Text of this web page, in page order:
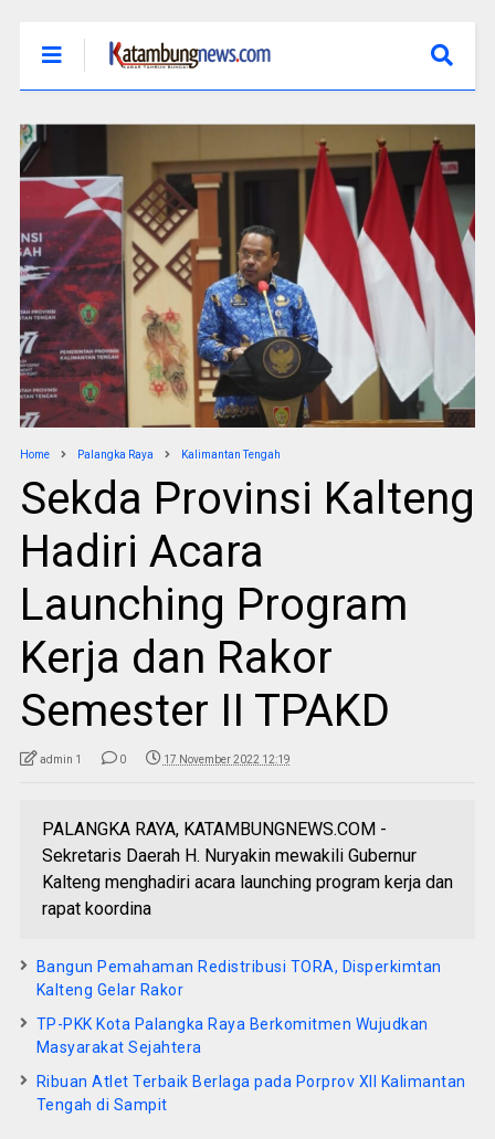
Home Palangka Raya Kalimantan Tengah
Sekda Provinsi Kalteng
Hadiri Acara
Launching Program
Kerja dan Rakor
Semester II TPAKD
admin 1 0 17 November 2022 12:19
PALANGKA RAYA, KATAMBUNGNEWS.COM -
Sekretaris Daerah H. Nuryakin mewakili Gubernur
Kalteng menghadiri acara launching program kerja dan
rapat koordina
Bangun Pemahaman Redistribusi TORA, Disperkimtan
Kalteng Gelar Rakor
TP-PKK Kota Palangka Raya Berkomitmen Wujudkan
Masyarakat Sejahtera
Ribuan Atlet Terbaik Berlaga pada Porprov XII Kalimantan
Tengah di Sampit